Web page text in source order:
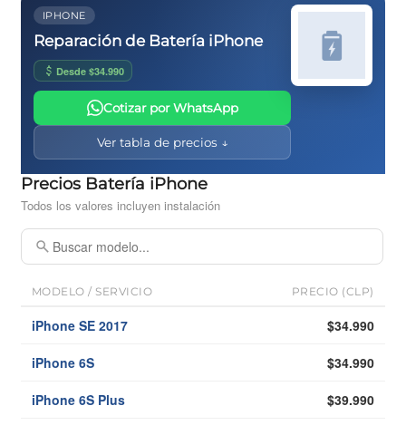
IPHONE
Reparación de Batería iPhone
Desde $34.990
Cotizar por WhatsApp
Ver tabla de precios ↓
Precios Batería iPhone
Todos los valores incluyen instalación
MODELO / SERVICIO PRECIO (CLP)
iPhone SE 2017 $34.990
iPhone 6S $34.990
iPhone 6S Plus $39.990